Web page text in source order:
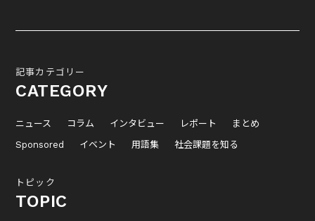
記事カテゴリー
CATEGORY
ニュース コラム インタビュー レポート
まとめ
Sponsored
イベント 用語集 社会課題を知る
トピック
TOPIC